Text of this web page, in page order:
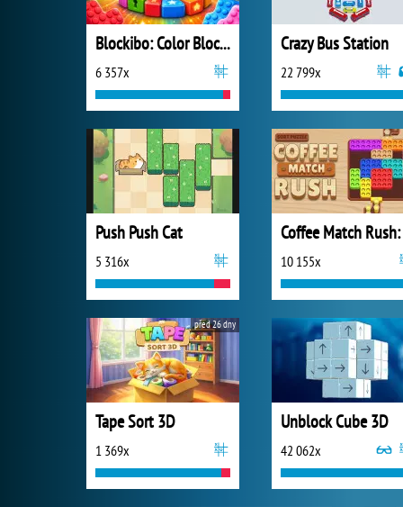
Blockibo: Color Blocks
6 357x
Crazy Bus Station
22 799x
Push Push Cat
5 316x 10 155x
Tape Sort 3D
1 369x
před 26 dny
Unblock Cube 3D
42 062x